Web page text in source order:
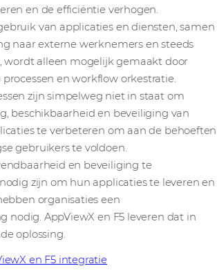
en de efficiëntie verhogen.
van applicaties en diensten, samen
naar externe werknemers en steeds
wordt alleen mogelijk gemaakt door
en workflow orkestratie.
zijn simpelweg niet in staat om
beschikbaarheid en beveiliging van
te verbeteren om aan de behoeften
gebruikers te voldoen.
en beveiliging te
zijn om hun applicaties te leveren en
organisaties een
nodig. AppViewX en F5 leveren dat in
oplossing.
en F5 integratie